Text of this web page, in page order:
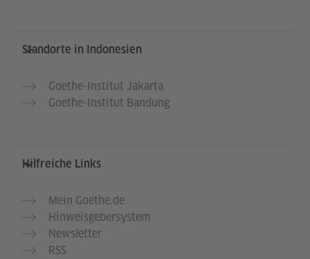
Service- und Informationsbereich
Standorte in Indonesien
Goethe-Institut Jakarta
Goethe-Institut Bandung
Hilfreiche Links
Mein Goethe.de
Hinweisgebersystem
Newsletter
RSS